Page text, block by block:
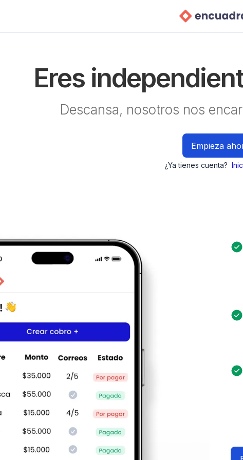
Eres
Descansa, nosotros nos
Empieza
¿Ya tienes cuenta?